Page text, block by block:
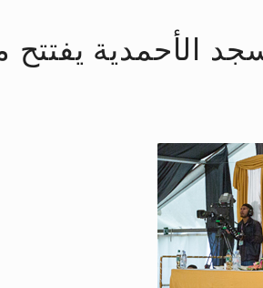
حضرة امير المؤمنين أيده الله
يطرس وأعداء الإسلام اضغط
والمعراج >> المزيد
صلى الله عليه وسلم >>
الأحمدية يفتتح